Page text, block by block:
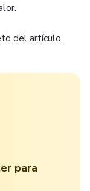
del artículo.
para